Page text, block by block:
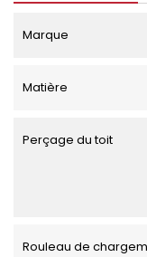
Marque
Matière
Perçage du toit
Rouleau de